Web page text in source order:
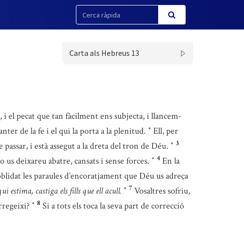
Carta als Hebreus 13
pecat que tan fàcilment ens subjecta, i llancem-
de la fe i el qui la porta a la plenitud. * Ell, per
i està assegut a la dreta del tron de Déu. * 3
us deixareu abatre, cansats i sense forces. * 4 En la
les paraules d’encoratjament que Déu us adreça
estima, castiga els fills que ell acull. * 7 Vosaltres sofriu,
* 8 Si a tots els toca la seva part de correcció